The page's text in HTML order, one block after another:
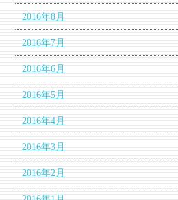
2016年8月
2016年7月
2016年6月
2016年5月
2016年4月
2016年3月
2016年2月